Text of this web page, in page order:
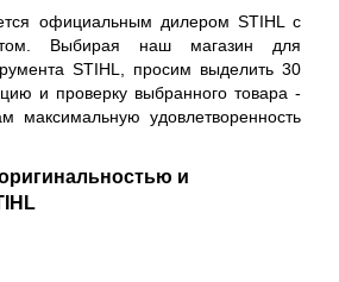
официальным дилером STIHL с
Выбирая наш магазин для
STIHL, просим выделить 30
и проверку выбранного товара -
максимальную удовлетворенность
и